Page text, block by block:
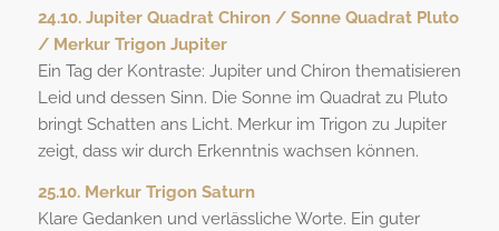
24.10. Jupiter Quadrat Chiron / Sonne Quadrat Pluto
/ Merkur Trigon Jupiter
Ein Tag der Kontraste: Jupiter und Chiron thematisieren
Leid und dessen Sinn. Die Sonne im Quadrat zu Pluto
bringt Schatten ans Licht. Merkur im Trigon zu Jupiter
zeigt, dass wir durch Erkenntnis wachsen können.
25.10. Merkur Trigon Saturn
Klare Gedanken und verlässliche Worte. Ein guter